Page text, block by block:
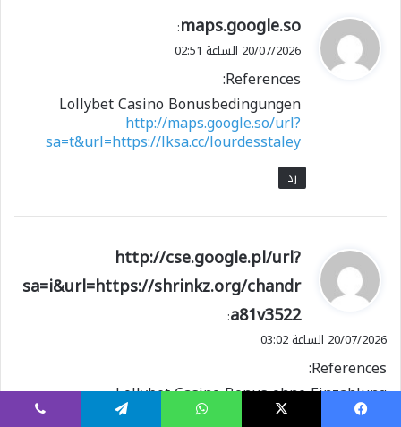
ي
ق
ل
maps.google.so
:
20/07/2026 الساعة 02:51
References:
Lollybet Casino Bonusbedingungen
http://maps.google.so/url?
sa=t&url=https://lksa.cc/lourdesstaley
رد
ي
و
ل
http://cse.google.pl/url?
sa=i&url=https://shrinkz.org/chandr
a81v3522
:
20/07/2026 الساعة 03:02
References:
Lollybet Casino Bonus ohne Einzahlung
http://cse.google.pl/url?